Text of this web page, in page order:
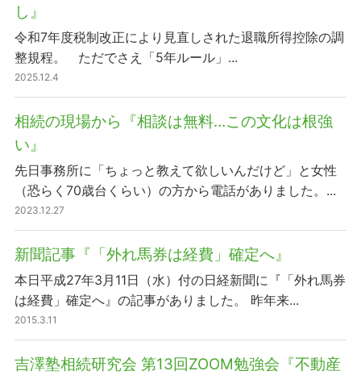
し』
令和7年度税制改正により見直しされた退職所得控除の調
整規程。 ただでさえ「5年ルール」...
2025.12.4
相続の現場から『相談は無料…この文化は根強
い』
先日事務所に「ちょっと教えて欲しいんだけど」と女性
（恐らく70歳台くらい）の方から電話がありました。...
2023.12.27
新聞記事『「外れ馬券は経費」確定へ』
本日平成27年3月11日（水）付の日経新聞に『「外れ馬券
は経費」確定へ』の記事がありました。 昨年来...
2015.3.11
吉澤塾相続研究会 第13回ZOOM勉強会『不動産